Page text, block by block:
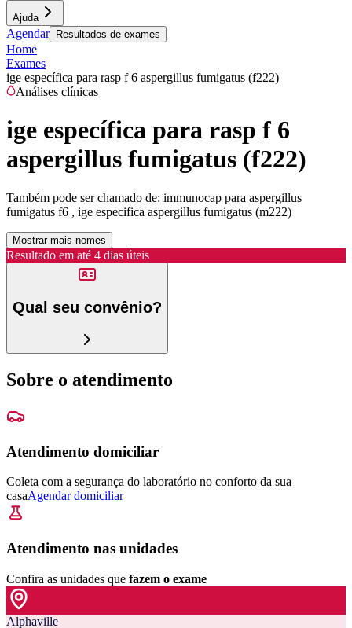
Ajuda
Agendar Resultados de exames
Home
Exames
ige específica para rasp f 6 aspergillus fumigatus (f222)
Análises clínicas
ige específica para rasp f 6
aspergillus fumigatus (f222)
Também pode ser chamado de: immunocap para aspergillus
fumigatus f6 , ige especifica aspergillus fumigatus (m222)
Mostrar mais nomes
Resultado em até 4 dias úteis
Qual seu convênio?
Sobre o atendimento
Atendimento domiciliar
Coleta com a segurança do laboratório no conforto da sua
casaAgendar domiciliar
Atendimento nas unidades
Confira as unidades que fazem o exame
Alphaville